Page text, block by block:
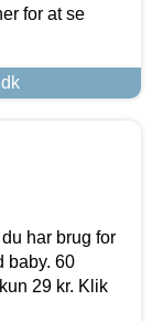
for at se
har brug for
baby. 60
29 kr. Klik